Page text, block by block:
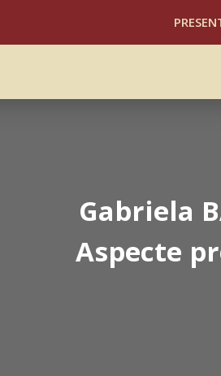
Gabriela
Aspecte